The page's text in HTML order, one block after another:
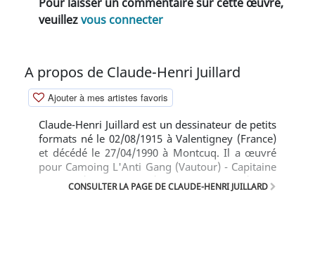
veuillezvous connecter
A propos de Claude-Henri Juillard
Ajouter à mes artistes favoris
Claude-Henri Juillard est un dessinateur de petits
formats né le 02/08/1915 à Valentigney (France)
et décédé le 27/04/1990 à Montcuq. Il a œuvré
pour Camoing L'Anti Gang (Vautour) - Capitaine
Tornade (Erik Le Viking) - Ferry Tempête (Zorro
Spécial) - Xavier Humbert X1 (Agent Spécial).
CONSULTER LA PAGE DE CLAUDE-HENRI JUILLARD